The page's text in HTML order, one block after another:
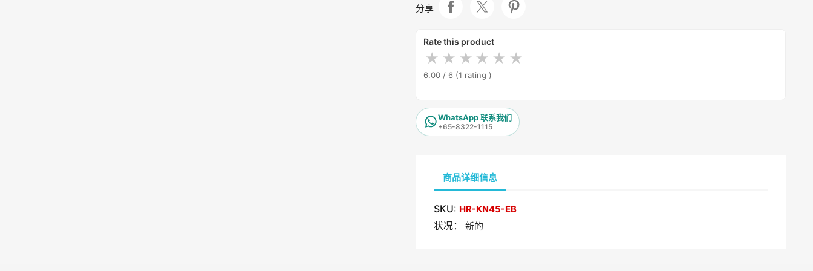
分享
Rate this product
★ ★ ★ ★ ★ ★
6.00 / 6 (1 rating )
WhatsApp 联系我们
+65-8322-1115
商品详细信息
SKU: HR-KN45-EB
状况： 新的